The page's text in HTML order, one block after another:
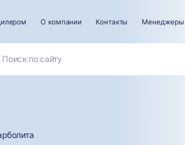
О компании Контакты Менеджеры